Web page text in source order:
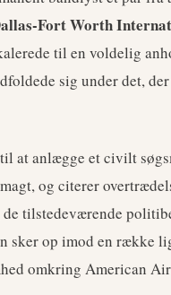
Fort Worth
til en voldelig
sig under det,
at anlægge et civilt
og citerer
de tilstedeværende
sker op imod en række
omkring American